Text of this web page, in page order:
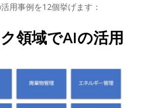
用事例を12個挙げます：
領域でAIの活用